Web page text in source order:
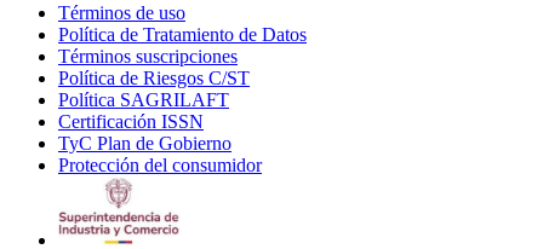
Términos de uso
in
new
window
Política de Tratamiento de Datos
Términos suscripciones
in
Política de Riesgos C/ST
Política SAGRILAFT
new
window
Certificación ISSN
in
new
TyC Plan de Gobierno
in
Protección del consumidorOpens